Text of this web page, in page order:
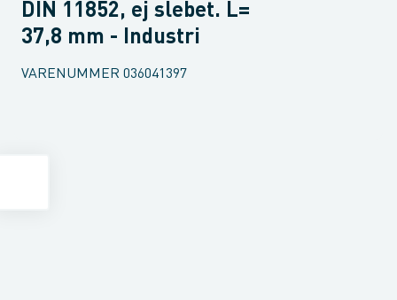
DIN 11852, ej slebet. L=
37,8 mm - Industri
VARENUMMER 036041397